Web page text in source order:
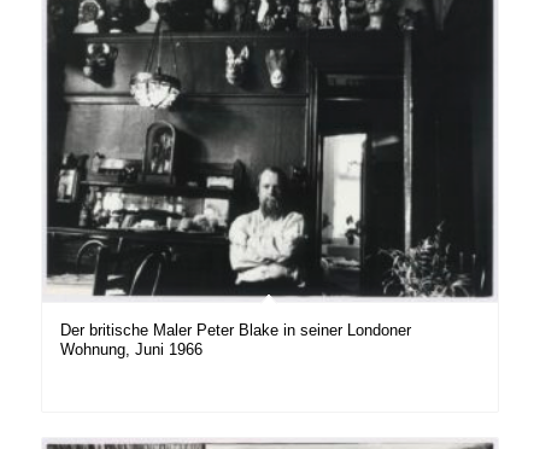
Der britische Maler Peter Blake in seiner Londoner
Wohnung, Juni 1966